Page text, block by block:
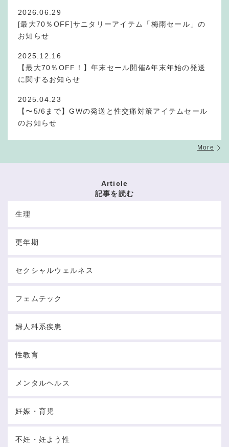
2026.06.29
[最大70％OFF]サニタリーアイテム「梅雨セール」の
お知らせ
2025.12.16
【最大70％OFF！】年末セール開催&年末年始の発送
に関するお知らせ
2025.04.23
【〜5/6まで】GWの発送と性交痛対策アイテムセール
のお知らせ
More
Article
記事を読む
生理
更年期
セクシャルウェルネス
フェムテック
婦人科系疾患
性教育
メンタルヘルス
妊娠・育児
不妊・妊よう性